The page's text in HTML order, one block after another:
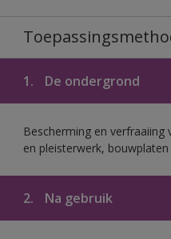
1. De ondergrond
Bescherming en
en pleisterwerk, bouwplaten
2. Na gebruik